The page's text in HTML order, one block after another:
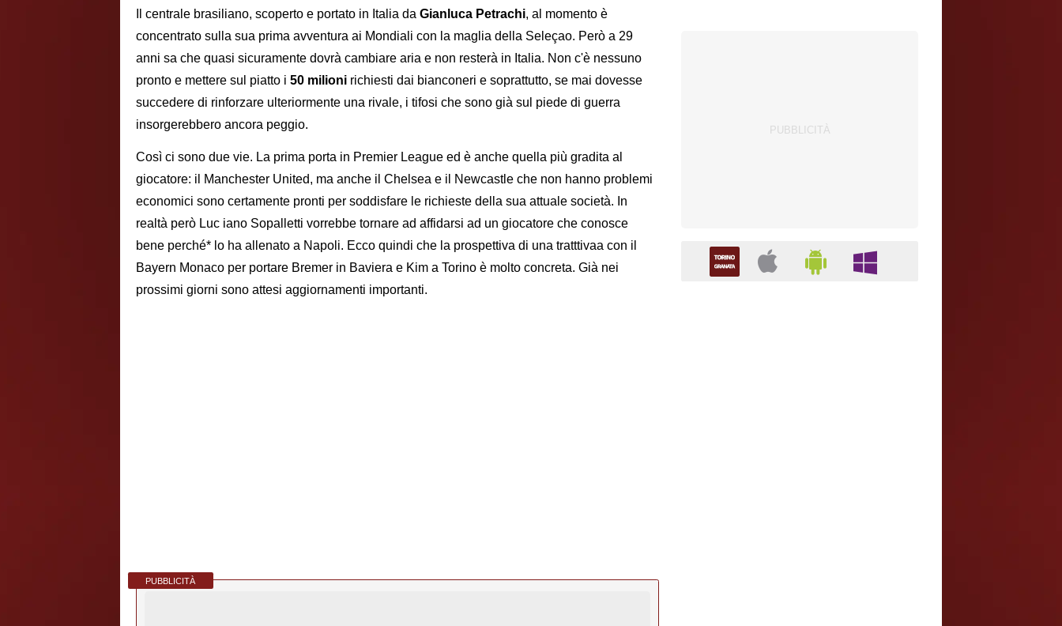
Il centrale brasiliano, scoperto e portato in Italia da Gianluca Petrachi, al momento è
concentrato sulla sua prima avventura ai Mondiali con la maglia della Seleçao. Però a 29
anni sa che quasi sicuramente dovrà cambiare aria e non resterà in Italia. Non c'è nessuno
pronto e mettere sul piatto i 50 milioni richiesti dai bianconeri e soprattutto, se mai dovesse
succedere di rinforzare ulteriormente una rivale, i tifosi che sono già sul piede di guerra
insorgerebbero ancora peggio.
Così ci sono due vie. La prima porta in Premier League ed è anche quella più gradita al
giocatore: il Manchester United, ma anche il Chelsea e il Newcastle che non hanno problemi
economici sono certamente pronti per soddisfare le richieste della sua attuale società. In
realtà però Luc iano Sopalletti vorrebbe tornare ad affidarsi ad un giocatore che conosce
bene perché* lo ha allenato a Napoli. Ecco quindi che la prospettiva di una tratttivaa con il
Bayern Monaco per portare Bremer in Baviera e Kim a Torino è molto concreta. Già nei
prossimi giorni sono attesi aggiornamenti importanti.
PUBBLICITÀ